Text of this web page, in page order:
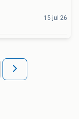
15 jul 26